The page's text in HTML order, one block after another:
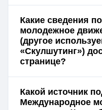
Какие сведения
молодежное
(другое
«Скулшутинг»)
странице?
Какой источник
Международное